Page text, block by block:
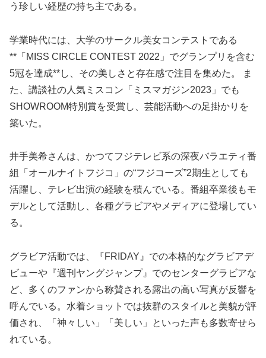
う珍しい経歴の持ち主である。
学業時代には、大学のサークル美女コンテストである
**「MISS CIRCLE CONTEST 2022」でグランプリを含む
5冠を達成**し、その美しさと存在感で注目を集めた。 ま
た、講談社の人気ミスコン「ミスマガジン2023」でも
SHOWROOM特別賞を受賞し、芸能活動への足掛かりを
築いた。
井手美希さんは、かつてフジテレビ系の深夜バラエティ番
組「オールナイトフジコ」の“フジコーズ”2期生としても
活躍し、テレビ出演の経験を積んでいる。番組卒業後もモ
デルとして活動し、各種グラビアやメディアに登場してい
る。
グラビア活動では、『FRIDAY』での本格的なグラビアデ
ビューや『週刊ヤングジャンプ』でのセンターグラビアな
ど、多くのファンから称賛される露出の高い写真が反響を
呼んでいる。水着ショットでは抜群のスタイルと美貌が評
価され、「神々しい」「美しい」といった声も多数寄せら
れている。